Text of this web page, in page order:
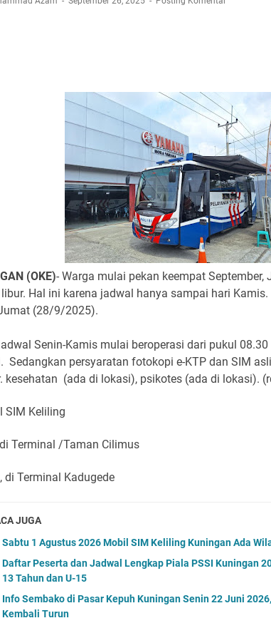
Agenda Kegiatan Bupati Kuningan Jumat 7 Agustus 2026
Hanya Satu
Ini Empat Lokasi Samsat Keliling Kuningan Jumat 7
(OKE)- Warga mulai pekan keempat September,
Hal ini karena jadwal hanya sampai hari
(28/9/2025).
Senin-Kamis mulai beroperasi dari pukul 08.30
Sedangkan persyaratan fotokopi e-KTP dan SIM
kesehatan (ada di lokasi), psikotes (ada di lokasi).
SIM Keliling
Terminal /Taman Cilimus
di Terminal Kadugede
JUGA
Sabtu 1 Agustus 2026 Mobil SIM Keliling Kuningan Ada
Daftar Peserta dan Jadwal Lengkap Piala PSSI Kuningan
13 Tahun dan U-15
Info Sembako di Pasar Kepuh Kuningan Senin 22 Juni
Kembali Turun